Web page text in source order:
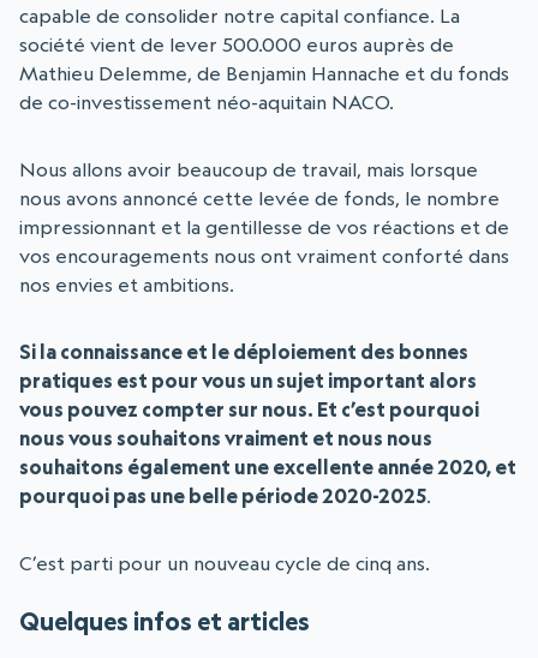
capable de consolider notre capital confiance. La
société vient de lever 500.000 euros auprès de
Mathieu Delemme, de Benjamin Hannache et du fonds
de co-investissement néo-aquitain NACO.
Nous allons avoir beaucoup de travail, mais lorsque
nous avons annoncé cette levée de fonds, le nombre
impressionnant et la gentillesse de vos réactions et de
vos encouragements nous ont vraiment conforté dans
nos envies et ambitions.
Si la connaissance et le déploiement des bonnes
pratiques est pour vous un sujet important alors
vous pouvez compter sur nous. Et c’est pourquoi
nous vous souhaitons vraiment et nous nous
souhaitons également une excellente année 2020, et
pourquoi pas une belle période 2020-2025.
C’est parti pour un nouveau cycle de cinq ans.
Quelques infos et articles